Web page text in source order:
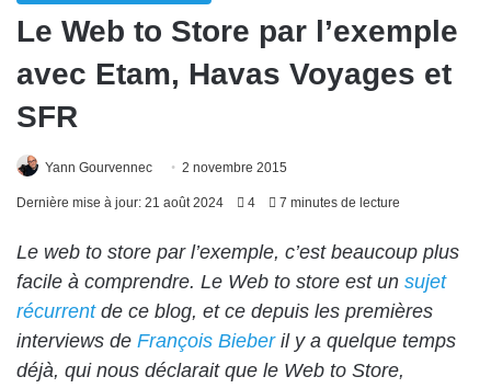
Le Web to Store par l’exemple
avec Etam, Havas Voyages et
SFR
Yann Gourvennec 2 novembre 2015
Dernière mise à jour: 21 août 2024 4 7 minutes de lecture
Le web to store par l’exemple, c’est beaucoup plus
facile à comprendre. Le Web to store est un sujet
récurrentde ce blog, et ce depuis les premières
interviews de François Bieberil y a quelque temps
déjà, qui nous déclarait que le Web to Store,